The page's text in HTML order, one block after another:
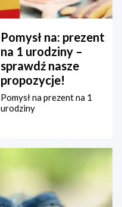
Pomysł na: prezent
na 1 urodziny –
sprawdź nasze
propozycje!
Pomysł na prezent na 1
urodziny